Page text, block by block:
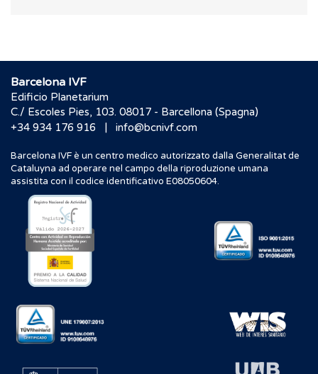
Barcelona IVF
Edificio Planetarium
C./ Escoles Pies, 103. 08017 - Barcellona (Spagna)
+34 934 176 916
| info@bcnivf.com
Barcelona IVF è un centro medico autorizzato dalla Generalitat de
Cataluyna ad operare nel campo della riproduzione umana
assistita con il codice identificativo E08050604.